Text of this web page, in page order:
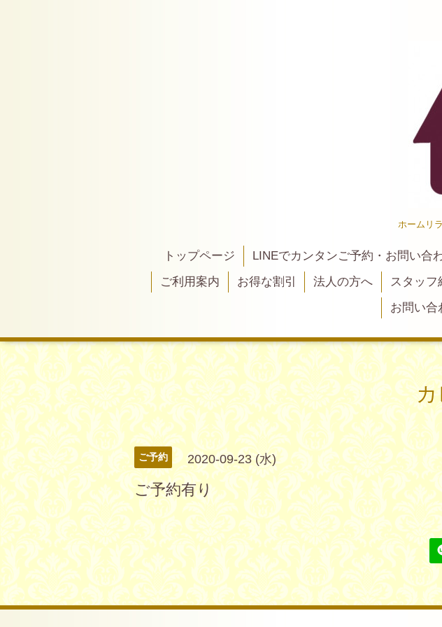
ホームリ
トップページ LINEでカンタンご予約・お問い合
ご利用案内
お得な割引 法人の方へ スタッフ
お問い合
ご予約 2020-09-23 (水)
ご予約有り